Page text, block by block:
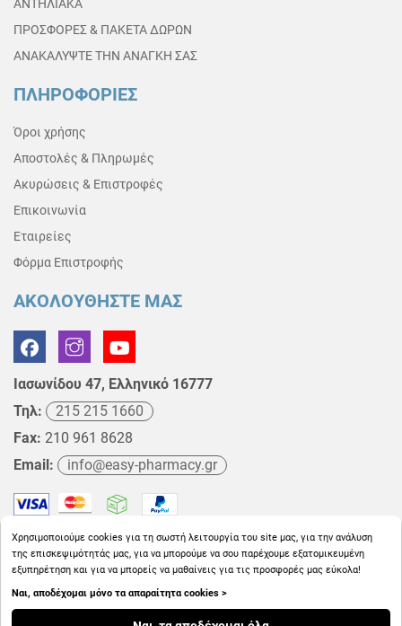
ΑΝΤΗΛΙΑΚΑ
ΠΡΟΣΦΟΡΕΣ & ΠΑΚΕΤΑ ΔΩΡΩΝ
ΑΝΑΚΑΛΥΨΤΕ ΤΗΝ ΑΝΑΓΚΗ ΣΑΣ
ΠΛΗΡΟΦΟΡΙΕΣ
Όροι χρήσης
Αποστολές & Πληρωμές
Ακυρώσεις & Επιστροφές
Επικοινωνία
Εταιρείες
Φόρμα Επιστροφής
ΑΚΟΛΟΥΘΗΣΤΕ ΜΑΣ
Ιασωνίδου 47, Ελληνικό 16777
Τηλ:
215 215 1660
Fax: 210 961 8628
Email:
info@easy-pharmacy.gr
Copyright © 2026EasyPharmacy.gr
Χρησιμοποιούμε cookies για τη σωστή λειτουργία του site μας, για την ανάλυση
της επισκεψιμότητάς μας, για να μπορούμε να σου παρέχουμε εξατομικευμένη
εξυπηρέτηση και για να μπορείς να μαθαίνεις για τις προσφορές μας εύκολα!
Ναι, αποδέχομαι μόνο τα απαραίτητα cookies >